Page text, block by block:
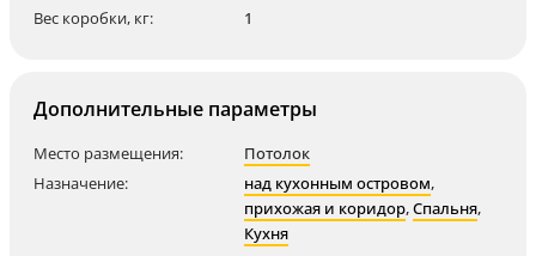
Вес коробки, кг:
1
Дополнительные параметры
Место размещения:
Потолок
Назначение:
над кухонным островом,
прихожая и коридор,Спальня,
Кухня